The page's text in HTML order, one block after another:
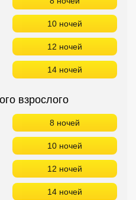
10 ночей
12 ночей
14 ночей
взрослого
8 ночей
10 ночей
12 ночей
14 ночей